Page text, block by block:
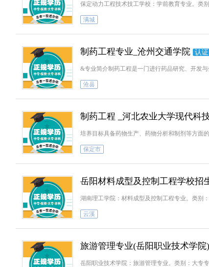
保定动力工程技术技工学校：学前教育专业。类
满城
制药工程专业_沧州交通学院 认证
&专业简介制药工程是一门进行药品研究、开发
沧县
制药工程 _河北农业大学现代科
培养目标具备药物生产、药物分析和制剂等方面
保定市
岳阳材料成型及控制工程学校招
湖南理工学院：材料成型及控制工程专业。类别
云溪
旅游管理专业(岳阳职业技术学
岳阳职业技术学院：旅游管理专业。类别：大专